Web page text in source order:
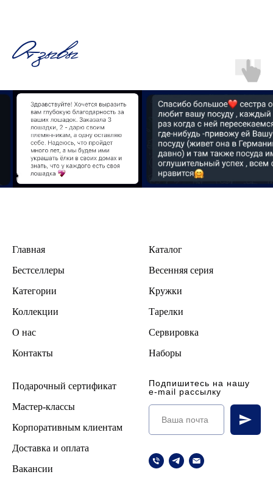
Отзывы
Главная
Бестселлеры
Категории
Коллекции
О нас
Контакты
Каталог
Весенняя серия
Кружки
Тарелки
Сервировка
Наборы
Подарочный сертификат
Мастер-классы
Корпоративным клиентам
Доставка и оплата
Вакансии
Подпишитесь на нашу
e-mail рассылку